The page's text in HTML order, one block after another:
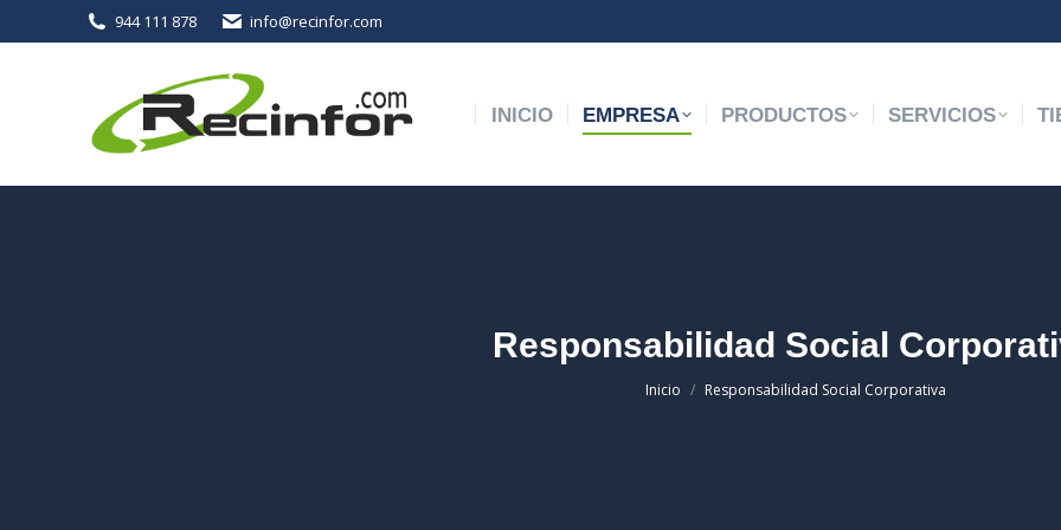
944 111 878 info@recinfor.com
INICIO EMPRESA PRODUCTOS SERVICIOS
Responsabilidad Social
Estás aquí:
Inicio Responsabilidad Social Corporativa
INICIO EMPRESA PRODUCTOS SERVICIOS TIENDA